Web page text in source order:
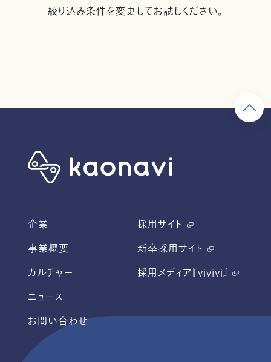
絞り込み条件を変更してお試しください。
企業
事業概要
カルチャー
ニュース
お問い合わせ
採用サイト
新卒採用サイト
採用メディア『vivivi』